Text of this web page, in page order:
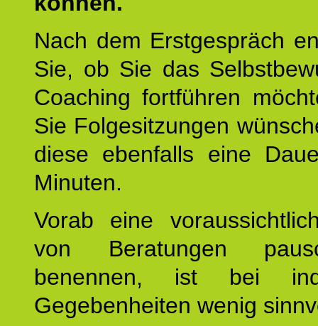
Nach dem Erstgespräch
Sie, ob Sie das
Coaching fortführen
Sie Folgesitzungen
diese ebenfalls eine
Minuten.
Vorab eine
von Beratungen
benennen, ist bei
Gegebenheiten wenig